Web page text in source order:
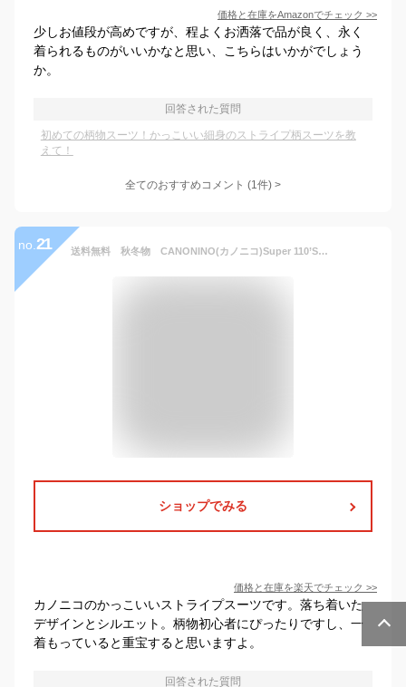
価格と在庫をAmazonでチェック >>
少しお値段が高めですが、程よくお洒落で品が良く、永く
着られるものがいいかなと思い、こちらはいかがでしょう
か。
回答された質問
初めての柄物スーツ！かっこいい細身のストライプ柄スーツを教
えて！
全てのおすすめコメント (1件) >
no. 21 送料無料 秋冬物 CANONINO(カノニコ)Super 110’S細身シングルスーツ メンズ セットアップシングル スーツ 2ボタン 20275930-30 A4 A5 AB6 AB7 黒 濃グレーストライプ柄 上下セット
ショップでみる
価格と在庫を楽天でチェック >>
カノニコのかっこいいストライプスーツです。落ち着いた
デザインとシルエット。柄物初心者にぴったりですし、一
着もっていると重宝すると思いますよ。
回答された質問